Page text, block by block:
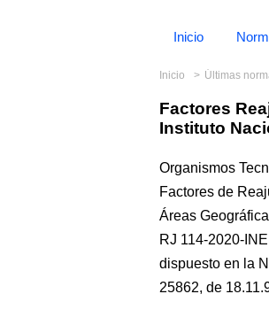
Inicio
Inicio Últimas
Factores
Instituto
Organismos
Factores de
Áreas
RJ 114-2020-
dispuesto en la
25862, de